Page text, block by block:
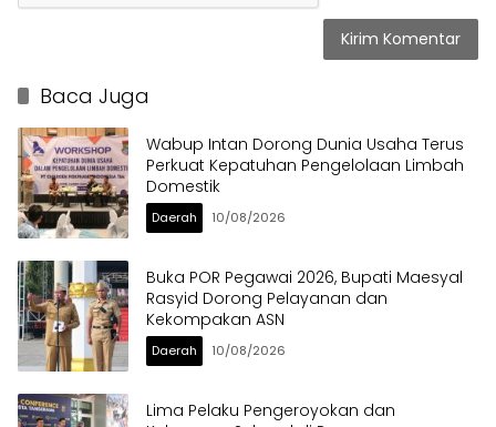
Baca Juga
Wabup Intan Dorong Dunia Usaha Terus
Perkuat Kepatuhan Pengelolaan Limbah
Domestik
Daerah 10/08/2026
Buka POR Pegawai 2026, Bupati Maesyal
Rasyid Dorong Pelayanan dan
Kekompakan ASN
Daerah 10/08/2026
Lima Pelaku Pengeroyokan dan